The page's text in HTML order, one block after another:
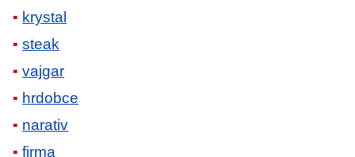
krystal
steak
vajgar
hrdobce
narativ
firma